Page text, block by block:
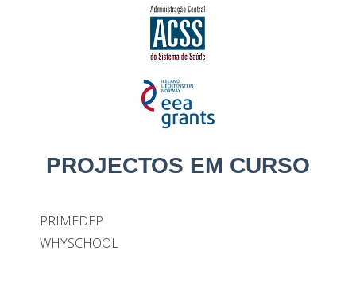
PROJECTOS EM CURSO
PRIMEDEP
WHYSCHOOL